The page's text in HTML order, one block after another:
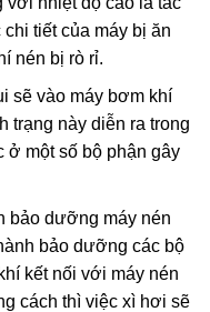
tiết của máy bị ăn
nén bị rò rỉ.
sẽ vào máy bơm khí
trạng này diễn ra trong
ở một số bộ phận gây
bảo dưỡng máy nén
bảo dưỡng các bộ
kết nối với máy nén
cách thì việc xì hơi sẽ